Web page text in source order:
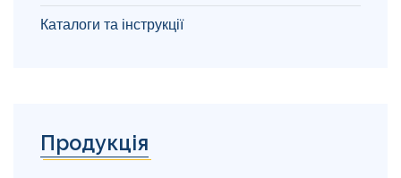
Каталоги та інструкції
Продукція